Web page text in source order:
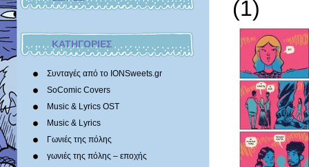
ΚΑΤΗΓΟΡΙΕΣ
Συνταγές από το IONSweets.gr
SoComic Covers
Music & Lyrics OST
Music & Lyrics
Γωνιές της πόλης
γωνιές της πόλης – εποχής
(1)